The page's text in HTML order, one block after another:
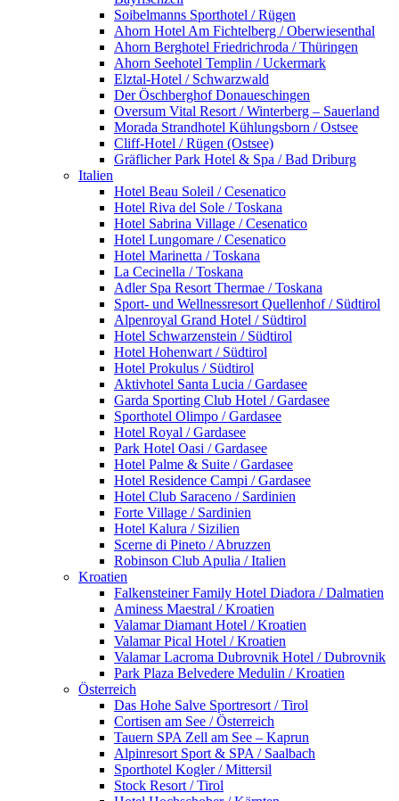
Soibelmanns Sporthotel / Rügen
Ahorn Hotel Am Fichtelberg / Oberwiesenthal
Ahorn Berghotel Friedrichroda / Thüringen
Ahorn Seehotel Templin / Uckermark
Elztal-Hotel / Schwarzwald
Der Öschberghof Donaueschingen
Oversum Vital Resort / Winterberg – Sauerland
Morada Strandhotel Kühlungsborn / Ostsee
Cliff-Hotel / Rügen (Ostsee)
Gräflicher Park Hotel & Spa / Bad Driburg
Italien
Hotel Beau Soleil / Cesenatico
Hotel Riva del Sole / Toskana
Hotel Sabrina Village / Cesenatico
Hotel Lungomare / Cesenatico
Hotel Marinetta / Toskana
La Cecinella / Toskana
Adler Spa Resort Thermae / Toskana
Sport- und Wellnessresort Quellenhof / Südtirol
Alpenroyal Grand Hotel / Südtirol
Hotel Schwarzenstein / Südtirol
Hotel Hohenwart / Südtirol
Hotel Prokulus / Südtirol
Aktivhotel Santa Lucia / Gardasee
Garda Sporting Club Hotel / Gardasee
Sporthotel Olimpo / Gardasee
Hotel Royal / Gardasee
Park Hotel Oasi / Gardasee
Hotel Palme & Suite / Gardasee
Hotel Residence Campi / Gardasee
Hotel Club Saraceno / Sardinien
Forte Village / Sardinien
Hotel Kalura / Sizilien
Scerne di Pineto / Abruzzen
Robinson Club Apulia / Italien
Kroatien
Falkensteiner Family Hotel Diadora / Dalmatien
Aminess Maestral / Kroatien
Valamar Diamant Hotel / Kroatien
Valamar Pical Hotel / Kroatien
Valamar Lacroma Dubrovnik Hotel / Dubrovnik
Park Plaza Belvedere Medulin / Kroatien
Österreich
Das Hohe Salve Sportresort / Tirol
Cortisen am See / Österreich
Tauern SPA Zell am See – Kaprun
Alpinresort Sport & SPA / Saalbach
Sporthotel Kogler / Mittersil
Stock Resort / Tirol